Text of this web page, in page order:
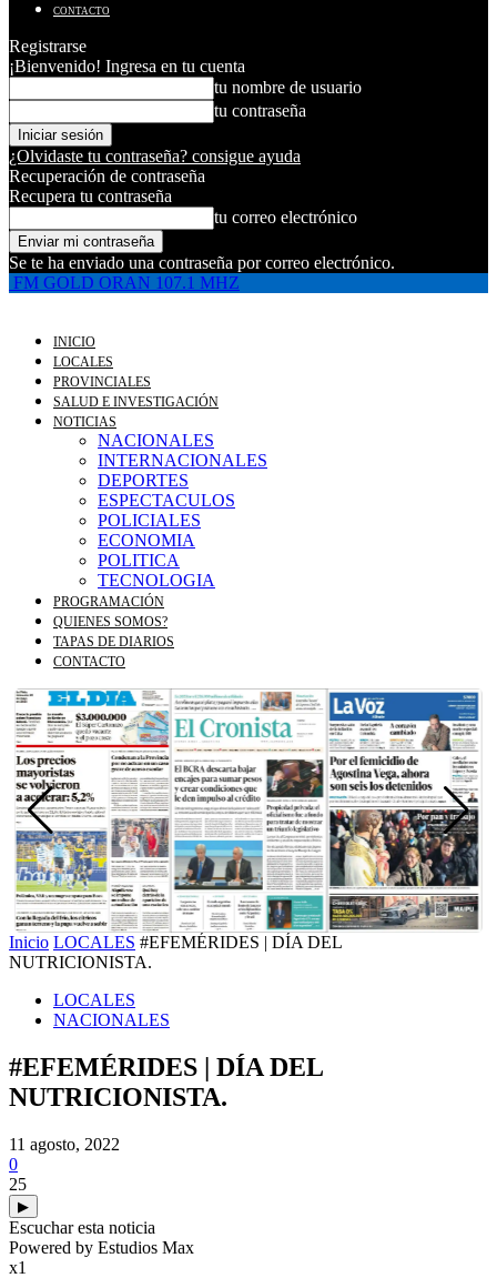
CONTACTO
Registrarse
¡Bienvenido! Ingresa en tu cuenta
tu nombre de usuario
tu contraseña
¿Olvidaste tu contraseña? consigue ayuda
Recuperación de contraseña
Recupera tu contraseña
tu correo electrónico
Se te ha enviado una contraseña por correo electrónico.
FM GOLD ORAN 107.1 MHZ
INICIO
LOCALES
PROVINCIALES
SALUD E INVESTIGACIÓN
NOTICIAS
NACIONALES
INTERNACIONALES
DEPORTES
ESPECTACULOS
POLICIALES
ECONOMIA
POLITICA
TECNOLOGIA
PROGRAMACIÓN
QUIENES SOMOS?
TAPAS DE DIARIOS
CONTACTO
Inicio LOCALES #EFEMÉRIDES | DÍA DEL
NUTRICIONISTA.
LOCALES
NACIONALES
#EFEMÉRIDES | DÍA DEL
NUTRICIONISTA.
11 agosto, 2022
0
25
▶
Escuchar esta noticia
Powered by Estudios Max
x1